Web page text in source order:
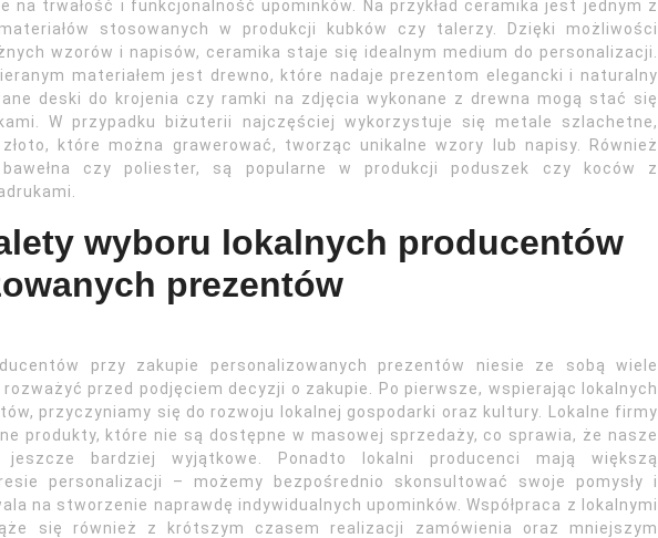
na trwałość i funkcjonalność upominków. Na przykład ceramika jest jednym z
stosowanych w produkcji kubków czy talerzy. Dzięki możliwości
wzorów i napisów, ceramika staje się idealnym medium do personalizacji.
materiałem jest drewno, które nadaje prezentom elegancki i naturalny
deski do krojenia czy ramki na zdjęcia wykonane z drewna mogą stać się
W przypadku biżuterii najczęściej wykorzystuje się metale szlachetne,
które można grawerować, tworząc unikalne wzory lub napisy. Również
czy poliester, są popularne w produkcji poduszek czy koców z
wyboru lokalnych producentów
prezentów
przy zakupie personalizowanych prezentów niesie ze sobą wiele
przed podjęciem decyzji o zakupie. Po pierwsze, wspierając lokalnych
przyczyniamy się do rozwoju lokalnej gospodarki oraz kultury. Lokalne firmy
produkty, które nie są dostępne w masowej sprzedaży, co sprawia, że nasze
bardziej wyjątkowe. Ponadto lokalni producenci mają większą
personalizacji – możemy bezpośrednio skonsultować swoje pomysły i
na stworzenie naprawdę indywidualnych upominków. Współpraca z lokalnymi
się również z krótszym czasem realizacji zamówienia oraz mniejszym